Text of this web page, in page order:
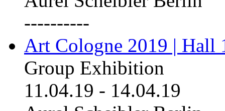
----------
Art Cologne 2019 | Hall
Group Exhibition
11.04.19 - 14.04.19